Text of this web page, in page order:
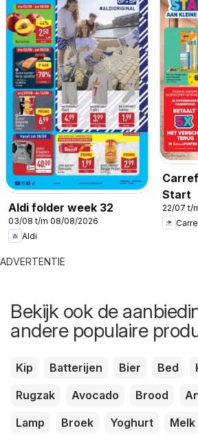
Aldi folder week 32
03/08 t/m 08/08/2026
Aldi
Start
22/07 t/
ADVERTENTIE
Bekijk ook de
andere populaire
Kip Batterijen Bier Bed
Rugzak
Avocado Brood
Lamp
Broek Yoghurt Melk